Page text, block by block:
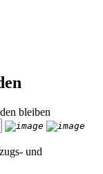
bleiben
und